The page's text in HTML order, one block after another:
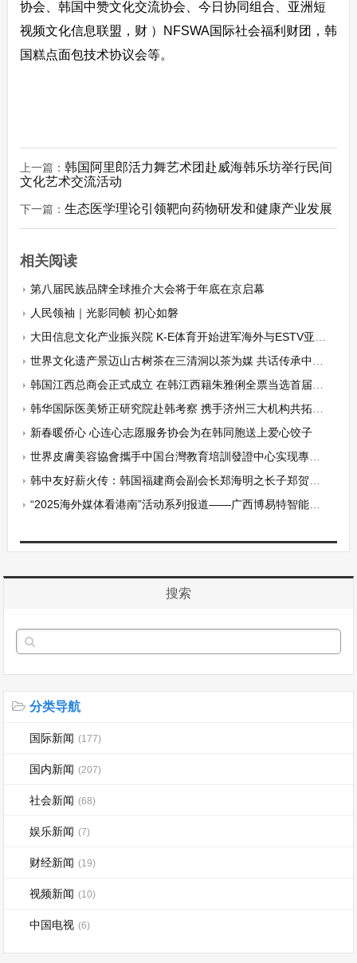
协会、韩国中赞文化交流协会、今日协同组合、亚洲短
视频文化信息联盟，财 ）NFSWA国际社会福利财团，韩
国糕点面包技术协议会等。
上一篇： 韩国阿里郎活力舞艺术团赴威海韩乐坊举行民间
文化艺术交流活动
下一篇： 生态医学理论引领靶向药物研发和健康产业发展
相关阅读
第八届民族品牌全球推介大会将于年底在京启幕
人民领袖｜光影同帧 初心如磐
大田信息文化产业振兴院 K-E体育开始进军海外与ESTV亚洲及全球青年创业家财团签订三方协议
世界文化遗产景迈山古树茶在三清洞以茶为媒 共话传承中韩茶文化
韩国江西总商会正式成立 在韩江西籍朱雅俐全票当选首届会长
韩华国际医美矫正研究院赴韩考察 携手济州三大机构共拓医美合作新版图
新春暖侨心 心连心志愿服务协会为在韩同胞送上爱心饺子
世界皮膚美容協會攜手中国台灣教育培訓發證中心实现專業美容资格證合作啟動
韩中友好薪火传：韩国福建商会副会长郑海明之长子郑贺城、次子郑贺元双双获李在明总统亲切接见
“2025海外媒体看港南”活动系列报道——广西博易特智能家居产业园
搜索
分类导航
国际新闻 (177)
国内新闻 (207)
社会新闻 (68)
娱乐新闻 (7)
财经新闻 (19)
视频新闻 (10)
中国电视 (6)